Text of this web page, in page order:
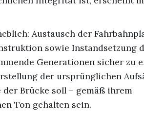
Austausch der
sowie Instandsetzung
Generationen sicher zu
der ursprünglichen
der Brücke soll – gemäß ihrem
Ton gehalten sein.